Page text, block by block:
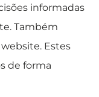
informadas
Também
Estes
de forma